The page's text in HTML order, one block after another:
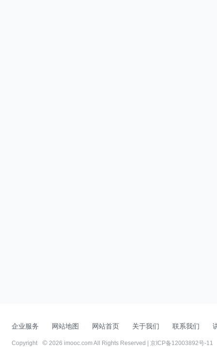
企业服务 网站地图 网站首页 关于我们 联系我们
Copyright 2026 imooc.com All Rights Reserved | 京ICP备12003892号-11